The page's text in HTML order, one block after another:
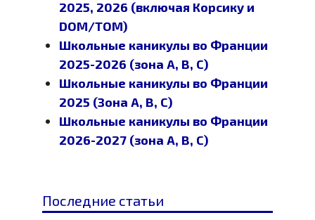
2025, 2026 (включая Корсику и
DOM/TOM)
Школьные каникулы во Франции
2025-2026 (зона A, B, C)
Школьные каникулы во Франции
2025 (Зона A, B, C)
Школьные каникулы во Франции
2026-2027 (зона A, B, C)
Последние статьи